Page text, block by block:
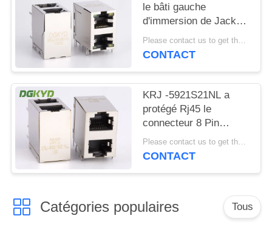
PRIVÉE
le bâti gauche
d'immersion de Jack
With Magnetics Right
Angle du module 2
Please contact us to get the latest price. MOQ:1 morceau
CONTACT
KRJ -5921S21NL a
protégé Rj45 le
connecteur 8 Pin
Modular Jack que 2x1
a compensé la pile
Please contact us to get the latest price. MOQ:1 morceau
CONTACT
Catégories populaires Tous